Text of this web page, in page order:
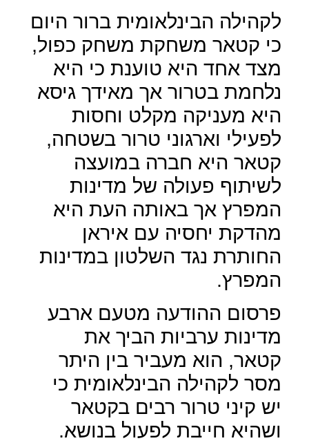
לקהילה הבינלאומית ברור היום
כי קטאר משחקת משחק כפול,
מצד אחד היא טוענת כי היא
נלחמת בטרור אך מאידך גיסא
היא מעניקה מקלט וחסות
לפעילי וארגוני טרור בשטחה,
קטאר היא חברה במועצה
לשיתוף פעולה של מדינות
המפרץ אך באותה העת היא
מהדקת יחסיה עם איראן
החותרת נגד השלטון במדינות
המפרץ.
פרסום ההודעה מטעם ארבע
מדינות ערביות הביך את
קטאר, הוא מעביר בין היתר
מסר לקהילה הבינלאומית כי
יש קיני טרור רבים בקטאר
ושהיא חייבת לפעול בנושא.